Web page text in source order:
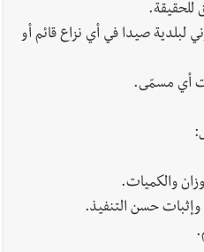
للحقيقة.
لبلدية صيدا في أي نزاع قائم أو
أي مسمّى.
والكميات.
حسن التنفيذ.